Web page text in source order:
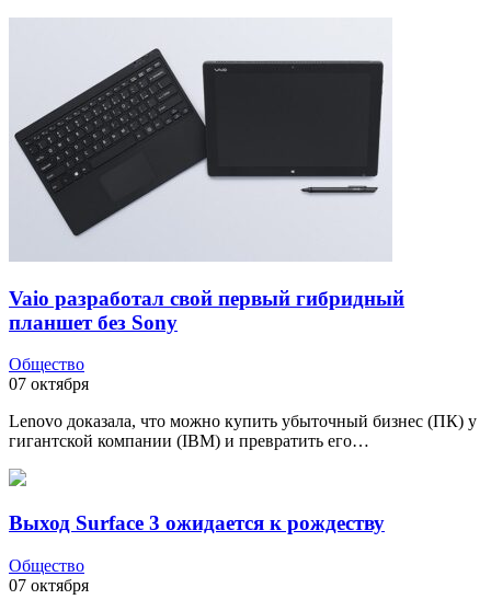
Vaio разработал свой первый гибридный
планшет без Sony
Общество
07 октября
Lenovo доказала, что можно купить убыточный бизнес (ПК) у
гигантской компании (IBM) и превратить его…
Выход Surface 3 ожидается к рождеству
Общество
07 октября